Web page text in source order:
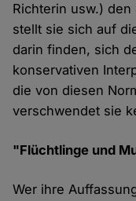
Richterin usw.)
stellt sie sich auf
darin finden, sich
konservativen
die von diesen
verschwendet sie
"Flüchtlinge und
Wer ihre